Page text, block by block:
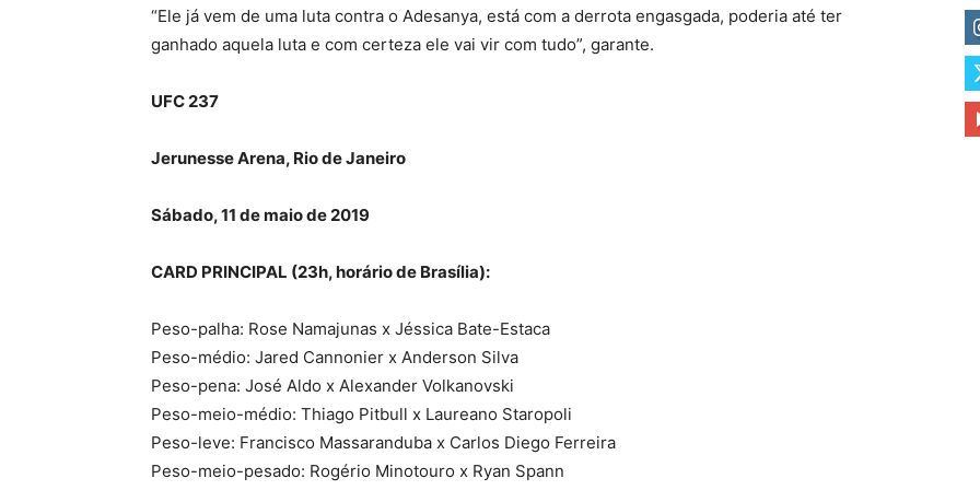
“Ele já vem de uma luta contra o Adesanya, está com a derrota engasgada, poderia até ter
ganhado aquela luta e com certeza ele vai vir com tudo”, garante.
UFC 237
Jerunesse Arena, Rio de Janeiro
Sábado, 11 de maio de 2019
CARD PRINCIPAL (23h, horário de Brasília):
Peso-palha: Rose Namajunas x Jéssica Bate-Estaca
Peso-médio: Jared Cannonier x Anderson Silva
Peso-pena: José Aldo x Alexander Volkanovski
Peso-meio-médio: Thiago Pitbull x Laureano Staropoli
Peso-leve: Francisco Massaranduba x Carlos Diego Ferreira
Peso-meio-pesado: Rogério Minotouro x Ryan Spann